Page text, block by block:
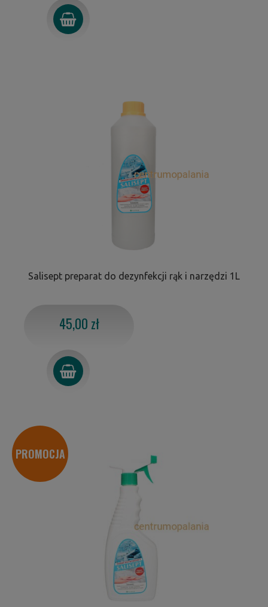
Salisept preparat do dezynfekcji rąk i narzędzi 1L
45,00 zł
PROMOCJA